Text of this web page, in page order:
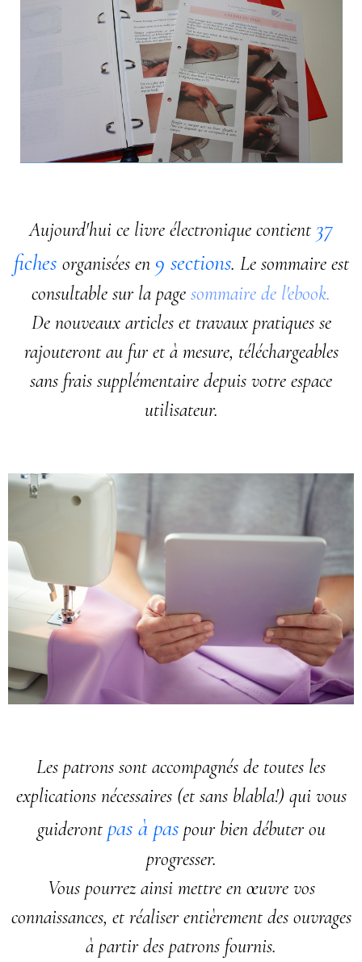
Aujourd'hui ce livre électronique contient 37
fiches organisées en 9 sections. Le sommaire est
consultable sur la page sommaire de l'ebook.
De nouveaux articles et travaux pratiques se
rajouteront au fur et à mesure, téléchargeables
sans frais supplémentaire depuis votre espace
utilisateur.
Les patrons sont accompagnés de toutes les
explications nécessaires (et sans blabla!) qui vous
guideront pas à paspour bien débuter ou
progresser.
Vous pourrez ainsi mettre en œuvre vos
connaissances, et réaliser entièrement des ouvrages
à partir des patrons fournis.